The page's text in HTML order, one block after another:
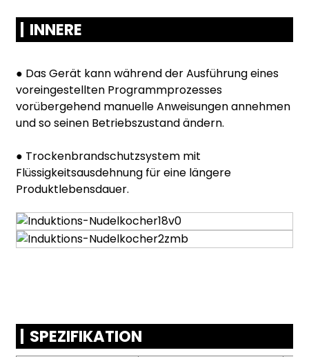
INNERE
● Das Gerät kann während der Ausführung eines
voreingestellten Programmprozesses
vorübergehend manuelle Anweisungen annehmen
und so seinen Betriebszustand ändern.
● Trockenbrandschutzsystem mit
Flüssigkeitsausdehnung für eine längere
Produktlebensdauer.
SPEZIFIKATION